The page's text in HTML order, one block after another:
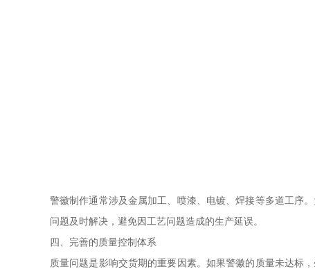
警徽制作通常涉及金属加工、喷漆、电镀、焊接等多道工序
问题及时解决，避免因工艺问题造成的生产延误。
四、完善的质量控制体系
质量问题是影响交货期的重要因素。如果警徽的质量未达标